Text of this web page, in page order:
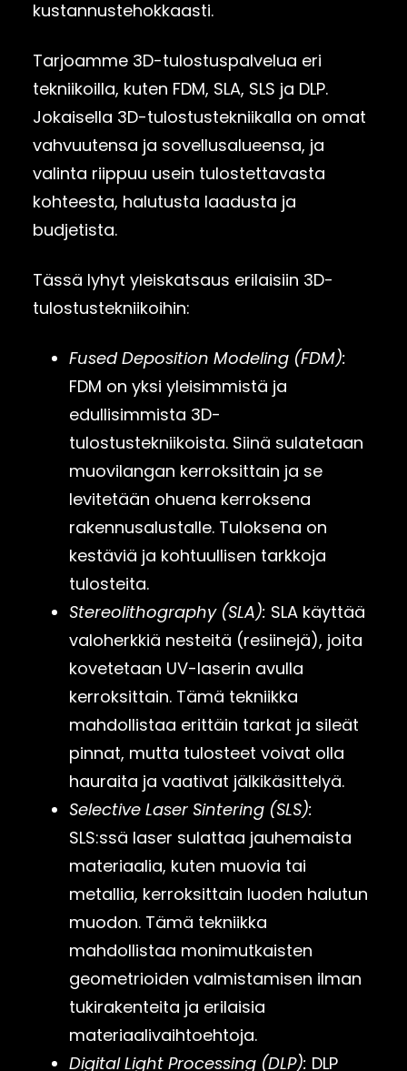
kustannustehokkaasti.
Tarjoamme 3D-tulostuspalvelua eri
tekniikoilla, kuten FDM, SLA, SLS ja DLP.
Jokaisella 3D-tulostustekniikalla on omat
vahvuutensa ja sovellusalueensa, ja
valinta riippuu usein tulostettavasta
kohteesta, halutusta laadusta ja
budjetista.
Tässä lyhyt yleiskatsaus erilaisiin 3D-
tulostustekniikoihin:
Fused Deposition Modeling (FDM):
FDM on yksi yleisimmistä ja
edullisimmista 3D-
tulostustekniikoista. Siinä sulatetaan
muovilangan kerroksittain ja se
levitetään ohuena kerroksena
rakennusalustalle. Tuloksena on
kestäviä ja kohtuullisen tarkkoja
tulosteita.
Stereolithography (SLA): SLA käyttää
valoherkkiä nesteitä (resiinejä), joita
kovetetaan UV-laserin avulla
kerroksittain. Tämä tekniikka
mahdollistaa erittäin tarkat ja sileät
pinnat, mutta tulosteet voivat olla
hauraita ja vaativat jälkikäsittelyä.
Selective Laser Sintering (SLS):
SLS:ssä laser sulattaa jauhemaista
materiaalia, kuten muovia tai
metallia, kerroksittain luoden halutun
muodon. Tämä tekniikka
mahdollistaa monimutkaisten
geometrioiden valmistamisen ilman
tukirakenteita ja erilaisia
materiaalivaihtoehtoja.
Digital Light Processing (DLP): DLP